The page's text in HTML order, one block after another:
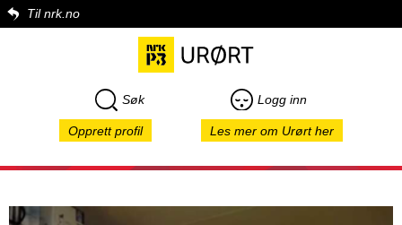
Til nrk.no
Søk Logg inn
Opprett profil Les mer om Urørt her